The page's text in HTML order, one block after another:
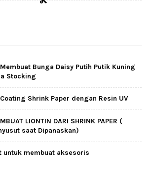
Bunga Daisy Putih Putik Kuning
Stocking
Shrink Paper dengan Resin UV
LIONTIN DARI SHRINK PAPER (
saat Dipanaskan)
untuk membuat aksesoris